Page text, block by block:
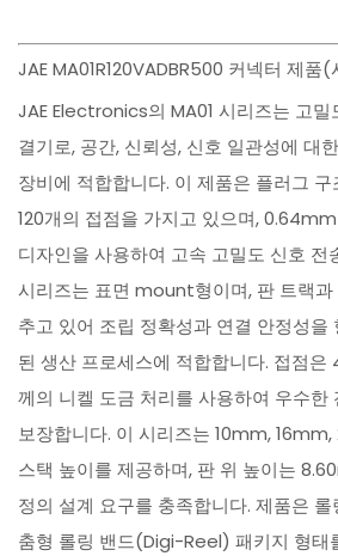
JAE MA01R120VADBR500 커넥터 제품
JAE Electronics의 MA01 시리즈는 고밀
결기로, 공간, 신뢰성, 신호 일관성에 대
장비에 적합합니다. 이 제품은 플러그
120개의 접점을 가지고 있으며,
디자인을 사용하여 고속 고밀도 신호 전
시리즈는 표면 mount형이며, 판 트랙
추고 있어 조립 정확성과 연결 안정성을
된 생산 프로세스에 적합합니다. 접점
께의 니켈 도금 처리를 사용하여 우수한
보장합니다. 이 시리즈는 10mm,
스택 높이를 제공하며, 판 위 높이는
정의 설계 요구를 충족합니다. 제품은
춤형 롤링 밴드(Digi-Reel) 패키지 형태